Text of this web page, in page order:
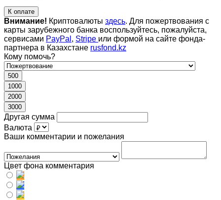
К оплате
Внимание! Криптовалюты здесь. Для пожертвования с
карты зарубежного банка воспользуйтесь, пожалуйста,
сервисами PayPal , Stripe или формой на сайте фонда-
партнера в Казахстане rusfond.kz
Кому помочь?
500
1000
2000
3000
Другая сумма
Валюта
Ваши комментарии и пожелания
Цвет фона комментария